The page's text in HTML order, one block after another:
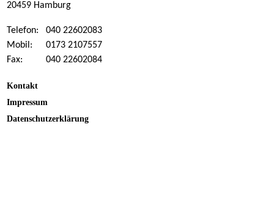
20459 Hamburg
Telefon:
040 22602083
Mobil:
0173 2107557
Fax:
040 22602084
Kontakt
Impressum
Datenschutzerklärung